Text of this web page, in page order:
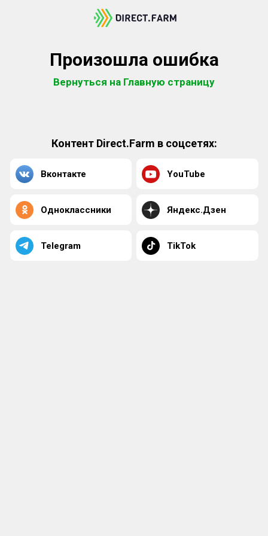
Произошла ошибка
Вернуться на Главную страницу
Контент Direct.Farm в соцсетях:
Вконтакте YouTube
Одноклассники Яндекс.Дзен
Telegram TikTok